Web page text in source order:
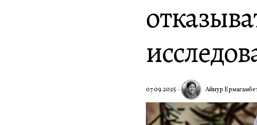
07.09.2025 Айнур